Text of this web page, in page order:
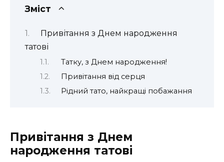
Зміст
Привітання з Днем народження
татові
Татку, з Днем народження!
Привітання від серця
Рідний тато, найкращі побажання
Привітання з Днем
народження татові